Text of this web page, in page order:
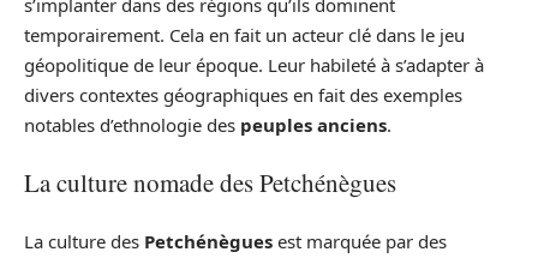
temporairement. Cela en fait un acteur clé dans le jeu
géopolitique de leur époque. Leur habileté à s’adapter à
divers contextes géographiques en fait des exemples
notables d’ethnologie des peuples anciens.
La culture nomade des Petchénègues
La culture des Petchénègues est marquée par des